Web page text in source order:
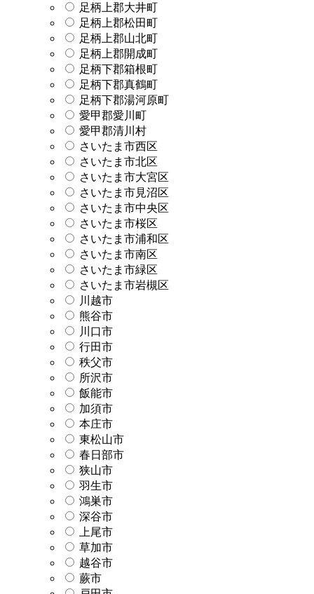
足柄上郡大井町
足柄上郡松田町
足柄上郡山北町
足柄上郡開成町
足柄下郡箱根町
足柄下郡真鶴町
足柄下郡湯河原町
愛甲郡愛川町
愛甲郡清川村
さいたま市西区
さいたま市北区
さいたま市大宮区
さいたま市見沼区
さいたま市中央区
さいたま市桜区
さいたま市浦和区
さいたま市南区
さいたま市緑区
さいたま市岩槻区
川越市
熊谷市
川口市
行田市
秩父市
所沢市
飯能市
加須市
本庄市
東松山市
春日部市
狭山市
羽生市
鴻巣市
深谷市
上尾市
草加市
越谷市
蕨市